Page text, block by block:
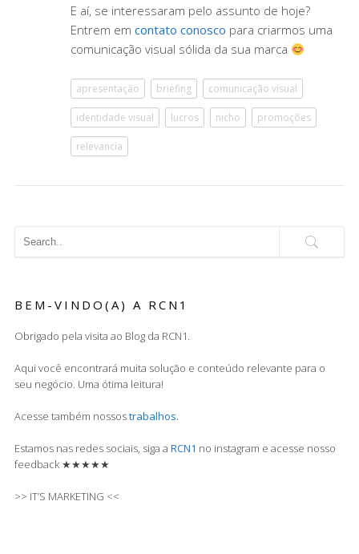
E aí, se interessaram pelo assunto de hoje?
Entrem em contato conosco para criarmos uma
comunicação visual sólida da sua marca
apresentação briefing comunicação visual
identidade visual lucros nicho promoções
relevancia
BEM-VINDO(A) A RCN1
Obrigado pela visita ao Blog da RCN1.
Aqui você encontrará muita solução e conteúdo relevante para o
seu negócio. Uma ótima leitura!
Acesse também nossostrabalhos.
Estamos nas redes sociais, siga a RCN1 no instagram e acesse nosso
feedback ★★★★★
>> IT’S MARKETING <<